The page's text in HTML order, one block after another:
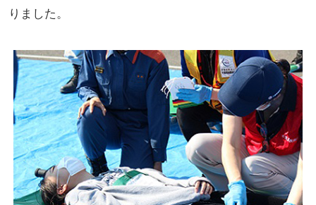
りました。